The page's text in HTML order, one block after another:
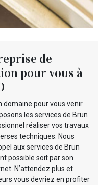
de
pour vous à
domaine pour vous venir
les services de Brun
réaliser vos travaux
techniques. Nous
aux services de Brun
possible soit par son
N’attendez plus et
vous devriez en profiter